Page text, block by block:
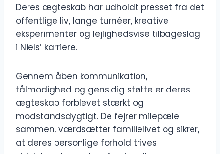
Deres ægteskab har udholdt presset fra det
offentlige liv, lange turnéer, kreative
eksperimenter og lejlighedsvise tilbageslag
i Niels’ karriere.
Gennem åben kommunikation,
tålmodighed og gensidig støtte er deres
ægteskab forblevet stærkt og
modstandsdygtigt. De fejrer milepæle
sammen, værdsætter familielivet og sikrer,
at deres personlige forhold trives